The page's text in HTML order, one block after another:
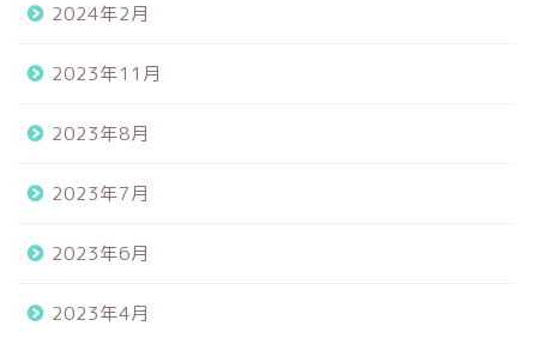
2024年2月
2023年11月
2023年8月
2023年7月
2023年6月
2023年4月